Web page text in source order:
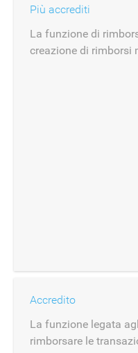
Più accrediti
La funzione di
creazione di rimborsi
Accredito
La funzione legata
rimborsare le